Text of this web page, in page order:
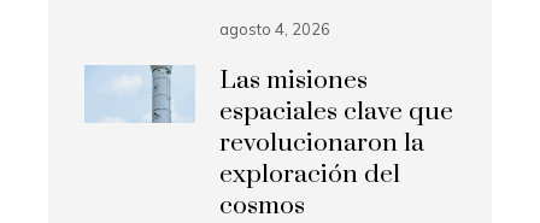
agosto 4, 2026
Las misiones
espaciales clave que
revolucionaron la
exploración del
cosmos